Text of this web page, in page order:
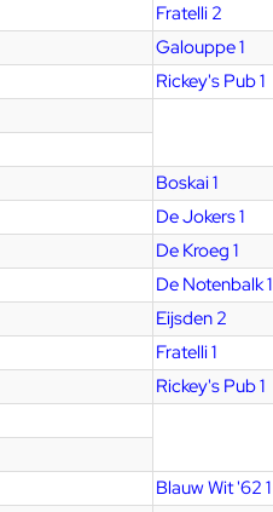
Fratelli 2
Galouppe 1
Rickey's Pub 1
Boskai 1
De Jokers 1
De Kroeg 1
De Notenbalk 1
Eijsden 2
Fratelli 1
Rickey's Pub 1
Blauw Wit '62 1